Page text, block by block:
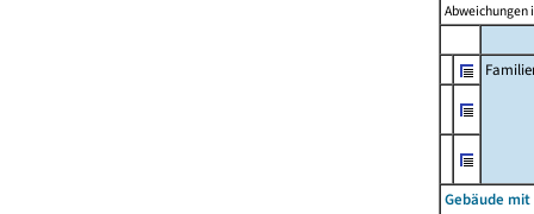
Abweichungen
Gebäude